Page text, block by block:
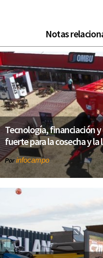
Notas
Tecnología, financiación
fuerte para la cosecha y
Por infocampo